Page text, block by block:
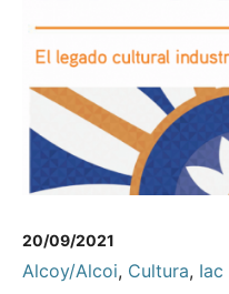
20/09/2021
Alcoy/Alcoi, Cultura,